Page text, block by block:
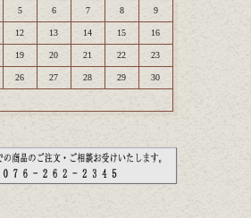
5 6 7 8 9
12 13 14 15 16
19 20 21 22 23
26 27 28 29 30